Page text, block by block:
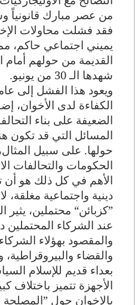
من عصر مبارك قانونياً
فقد فشلت محاولات
يميني اجتماعي حاكم،
القديمة من حولهم أمام
شهدها الـ 30 من يونيو.
ويعود هذا الفشل إلى
الكفاءة لدى الأخوان،
الضعيفة على بناء
المسائل التي قد تكون
حولها. على سبيل
الحكومات والتحالفات
الأهم في كل ذلك هو أن
دينية واجتماعية مغلقة،
”كزبائن“ محتملين،
عند الشركاء المحتملين
والمقصود بهؤلاء
والقضاء
بعداء قديم للإسلام
الأجهزة تتميز باختلاف
بالإخوان حول ”المصلحة